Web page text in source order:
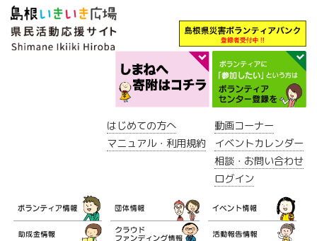
はじめての方へ
マニュアル・利用規約
動画コーナー
イベントカレンダー
相談・お問い合わせ
ログイン